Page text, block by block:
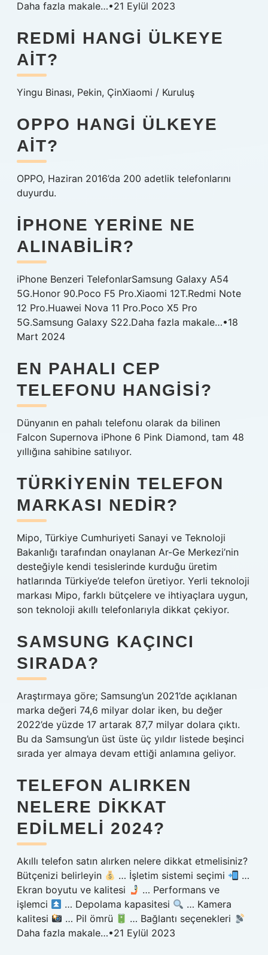
Daha fazla makale…•21 Eylül 2023
REDMI HANGI ÜLKEYE
AIT?
Yingu Binası, Pekin, ÇinXiaomi / Kuruluş
OPPO HANGI ÜLKEYE
AIT?
OPPO, Haziran 2016’da 200 adetlik telefonlarını
duyurdu.
IPHONE YERINE NE
ALINABILIR?
iPhone Benzeri TelefonlarSamsung Galaxy A54
5G.Honor 90.Poco F5 Pro.Xiaomi 12T.Redmi Note
12 Pro.Huawei Nova 11 Pro.Poco X5 Pro
5G.Samsung Galaxy S22.Daha fazla makale…•18
Mart 2024
EN PAHALI CEP
TELEFONU HANGISI?
Dünyanın en pahalı telefonu olarak da bilinen
Falcon Supernova iPhone 6 Pink Diamond, tam 48
yıllığına sahibine satılıyor.
TÜRKIYENIN TELEFON
MARKASI NEDIR?
Mipo, Türkiye Cumhuriyeti Sanayi ve Teknoloji
Bakanlığı tarafından onaylanan Ar-Ge Merkezi’nin
desteğiyle kendi tesislerinde kurduğu üretim
hatlarında Türkiye’de telefon üretiyor. Yerli teknoloji
markası Mipo, farklı bütçelere ve ihtiyaçlara uygun,
son teknoloji akıllı telefonlarıyla dikkat çekiyor.
SAMSUNG KAÇINCI
SIRADA?
Araştırmaya göre; Samsung’un 2021’de açıklanan
marka değeri 74,6 milyar dolar iken, bu değer
2022’de yüzde 17 artarak 87,7 milyar dolara çıktı.
Bu da Samsung’un üst üste üç yıldır listede beşinci
sırada yer almaya devam ettiği anlamına geliyor.
TELEFON ALIRKEN
NELERE DIKKAT
EDILMELI 2024?
Akıllı telefon satın alırken nelere dikkat etmelisiniz?
Bütçenizi belirleyin
… İşletim sistemi seçimi
…
Ekran boyutu ve kalitesi
… Performans ve
işlemci
… Depolama kapasitesi
… Kamera
kalitesi
… Pil ömrü
… Bağlantı seçenekleri
Daha fazla makale…•21 Eylül 2023